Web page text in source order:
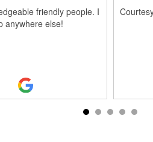
friendly people. I
anywhere else!